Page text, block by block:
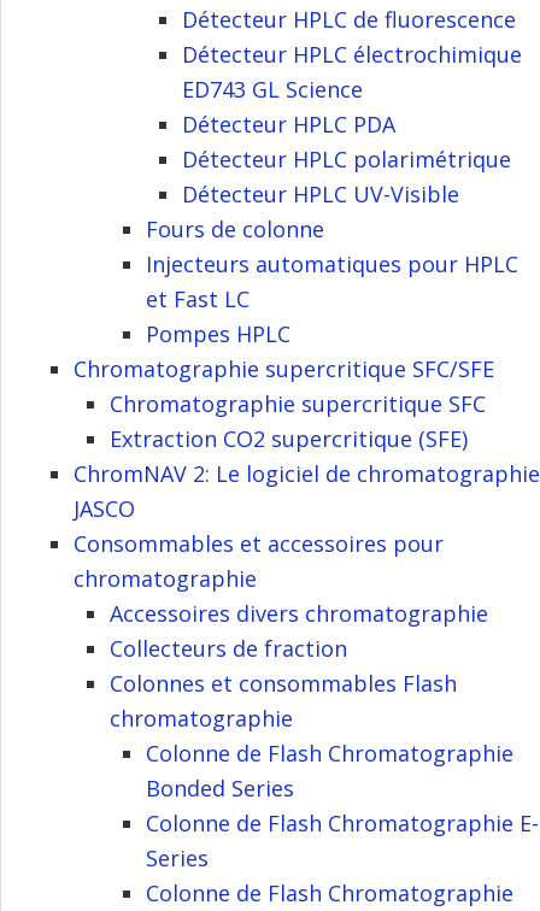
Détecteur HPLC de fluorescence
Détecteur HPLC électrochimique
ED743 GL Science
Détecteur HPLC PDA
Détecteur HPLC polarimétrique
Détecteur HPLC UV-Visible
Fours de colonne
Injecteurs automatiques pour HPLC
et Fast LC
Pompes HPLC
Chromatographie supercritique SFC/SFE
Chromatographie supercritique SFC
Extraction CO2 supercritique (SFE)
ChromNAV 2: Le logiciel de chromatographie
JASCO
Consommables et accessoires pour
chromatographie
Accessoires divers chromatographie
Collecteurs de fraction
Colonnes et consommables Flash
chromatographie
Colonne de Flash Chromatographie
Bonded Series
Colonne de Flash Chromatographie E-
Series
Colonne de Flash Chromatographie